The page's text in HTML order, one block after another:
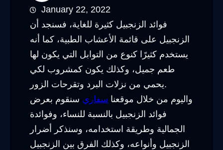
January 22, 2022
فوائد الزنجبيل كثيرة للغاية، فسنجد أن
الزنجبيل على قائمة الأعشاب الطبية، كما أنه
يستخدم كثيرًا كنوع من التوابل التي يكون لها
طعم جميل، وكذلك يكون كمشروب لكي
يحمي من نزلات البرد وتقرحات الزور.
واليوم من خلال موقعنا سفاري سنقوم بعرض
فوائد الزنجبيل بالنسبة للنساء، وفوائدة
الجمالية وطريقة استخدامه، وسنذكر أضرار
الزنجبيل وأنواعه، وكذلك الفرق بين الزنجبيل